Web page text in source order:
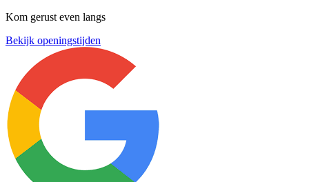
Kom gerust even langs
Bekijk openingstijden